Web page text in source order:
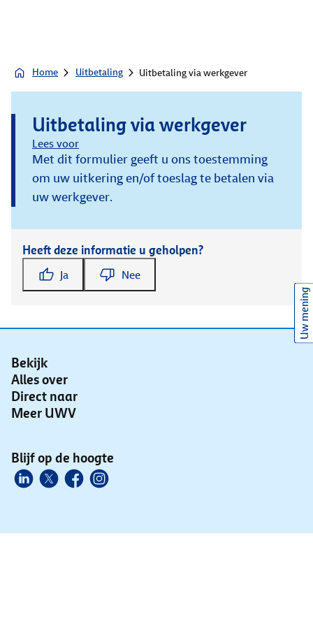
Home Uitbetaling Uitbetaling via werkgever
Uitbetaling via werkgever
Lees voor
Met dit formulier geeft u ons toestemming
om uw uitkering en/of toeslag te betalen via
uw werkgever.
Heeft deze informatie u geholpen?
Ja Nee
Bekijk
Alles over
Direct naar
Meer UWV
Blijf op de hoogte
Uw mening